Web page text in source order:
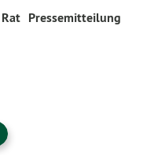
Rat Pressemitteilung